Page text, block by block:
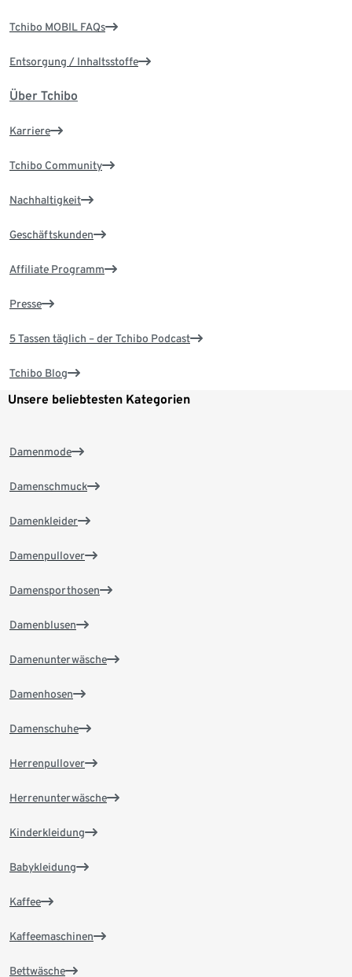
Tchibo MOBIL FAQs
Entsorgung / Inhaltsstoffe
Über Tchibo
Karriere
Tchibo Community
Nachhaltigkeit
Geschäftskunden
Affiliate Programm
Presse
5 Tassen täglich – der Tchibo Podcast
Tchibo Blog
Unsere beliebtesten Kategorien
Damenmode
Damenschmuck
Damenkleider
Damenpullover
Damensporthosen
Damenblusen
Damenunterwäsche
Damenhosen
Damenschuhe
Herrenpullover
Herrenunterwäsche
Kinderkleidung
Babykleidung
Kaffee
Kaffeemaschinen
Bettwäsche